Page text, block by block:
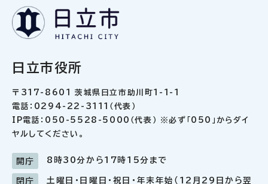
日立市役所
〒317-8601 茨城県日立市助川町1-1-1
電話：0294-22-3111（代表）
IP電話：050-5528-5000（代表） ※必ず「050」からダイ
ヤルしてください。
開庁 8時30分から17時15分まで
閉庁
土曜日・日曜日・祝日・年末年始（12月29日から翌